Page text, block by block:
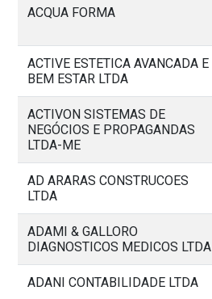
ACQUA FORMA
ACTIVE ESTETICA AVANCADA E
BEM ESTAR LTDA
ACTIVON SISTEMAS DE
NEGÓCIOS E PROPAGANDAS
LTDA-ME
AD ARARAS CONSTRUCOES
LTDA
ADAMI & GALLORO
DIAGNOSTICOS MEDICOS LTDA
ADANI CONTABILIDADE LTDA